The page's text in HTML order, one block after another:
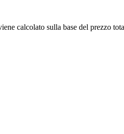
calcolato sulla base del prezzo